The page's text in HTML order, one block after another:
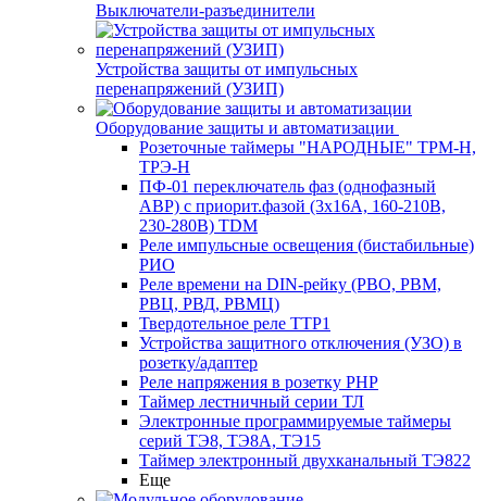
Выключатели-разъединители
Устройства защиты от импульсных
перенапряжений (УЗИП)
Оборудование защиты и автоматизации
Розеточные таймеры "НАРОДНЫЕ" ТРМ-Н,
ТРЭ-Н
ПФ-01 переключатель фаз (однофазный
АВР) с приорит.фазой (3х16А, 160-210В,
230-280В) TDM
Реле импульсные освещения (бистабильные)
РИО
Реле времени на DIN-рейку (РВО, РВМ,
РВЦ, РВД, РВМЦ)
Твердотельное реле ТТР1
Устройства защитного отключения (УЗО) в
розетку/адаптер
Реле напряжения в розетку РНР
Таймер лестничный серии ТЛ
Электронные программируемые таймеры
серий ТЭ8, ТЭ8А, ТЭ15
Таймер электронный двухканальный ТЭ822
Еще